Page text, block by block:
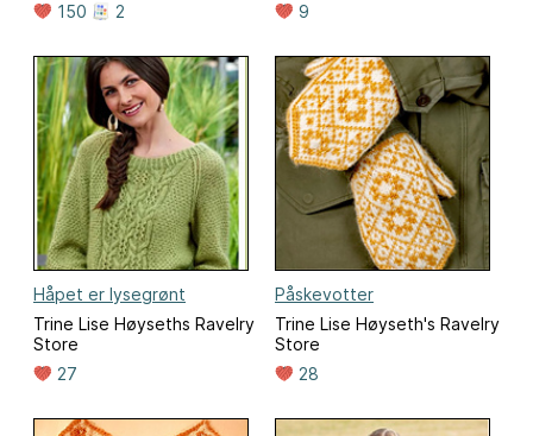
150
2
9
Håpet er lysegrønt
Trine Lise Høyseths Ravelry
Store
27
Påskevotter
Trine Lise Høyseth's Ravelry
Store
28